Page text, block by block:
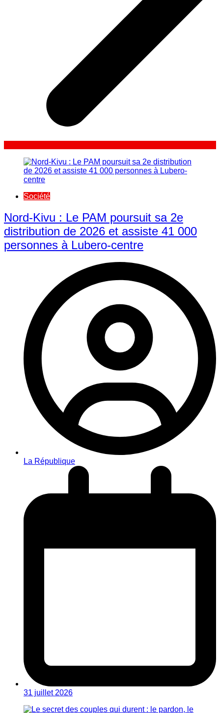
Société
Nord-Kivu : Le PAM poursuit sa 2e
distribution de 2026 et assiste 41 000
personnes à Lubero-centre
La République
31 juillet 2026